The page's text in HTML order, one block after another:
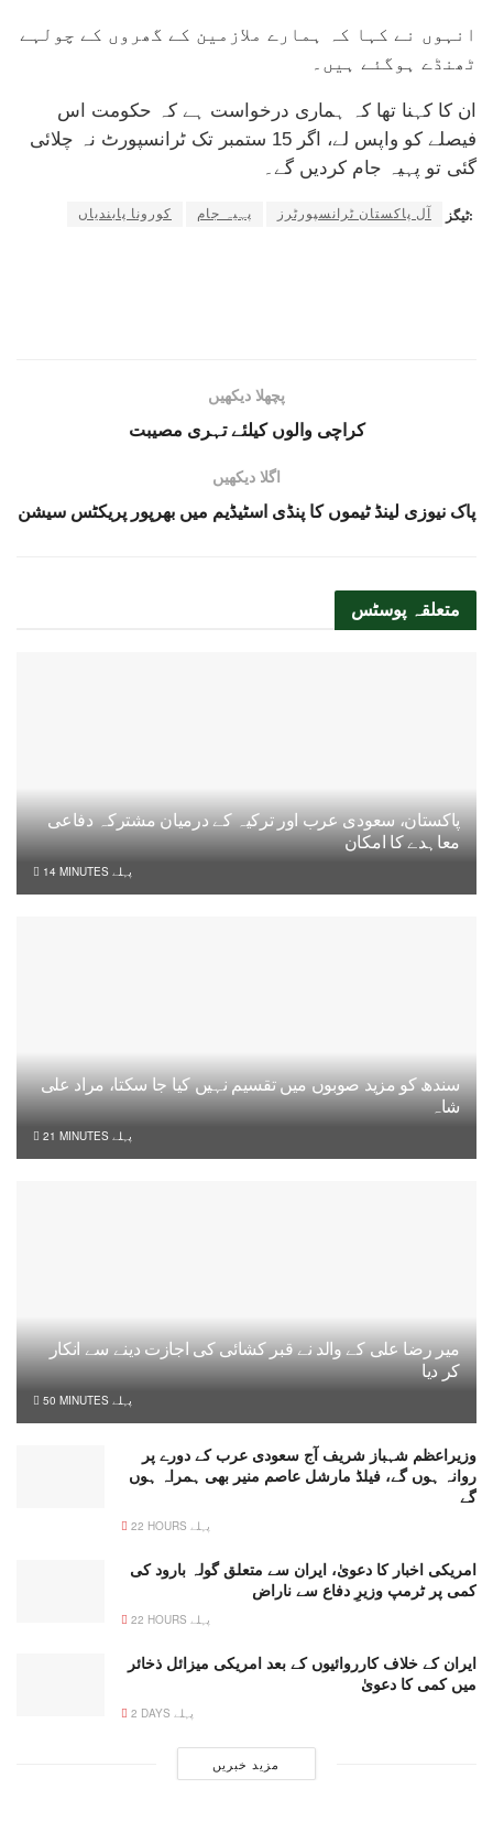
انہوں نے کہا کہ ہمارے ملازمین کے گھروں کے چولہے
ٹھنڈے ہوگئے ہیں۔
ان کا کہنا تھا کہ ہماری درخواست ہے کہ حکومت اس
فیصلے کو واپس لے، اگر 15 ستمبر تک ٹرانسپورٹ نہ چلائی
گئی تو پہیہ جام کردیں گے۔
ٹیگز: آل پاکستان ٹرانسپورٹرز پہیہ جام کورونا پابندیاں
پچھلا دیکھیں
کراچی والوں کیلئے تہری مصیبت
اگلا دیکھیں
پاک نیوزی لینڈ ٹیموں کا پنڈی اسٹیڈیم میں بھرپور پریکٹس سیشن
متعلقہ پوسٹس
پاکستان، سعودی عرب اور ترکیہ کے درمیان مشترکہ دفاعی
معاہدے کا امکان
14 MINUTES پہلے
سندھ کو مزید صوبوں میں تقسیم نہیں کیا جا سکتا، مراد علی
شاہ
21 MINUTES پہلے
میر رضا علی کے والد نے قبر کشائی کی اجازت دینے سے انکار
کر دیا
50 MINUTES پہلے
وزیراعظم شہباز شریف آج سعودی عرب کے دورے پر
روانہ ہوں گے، فیلڈ مارشل عاصم منیر بھی ہمراہ ہوں
گے
22 HOURS پہلے
امریکی اخبار کا دعویٰ، ایران سے متعلق گولہ بارود کی
کمی پر ٹرمپ وزیرِ دفاع سے ناراض
22 HOURS پہلے
ایران کے خلاف کارروائیوں کے بعد امریکی میزائل ذخائر
میں کمی کا دعویٰ
2 DAYS پہلے
مزید خبریں